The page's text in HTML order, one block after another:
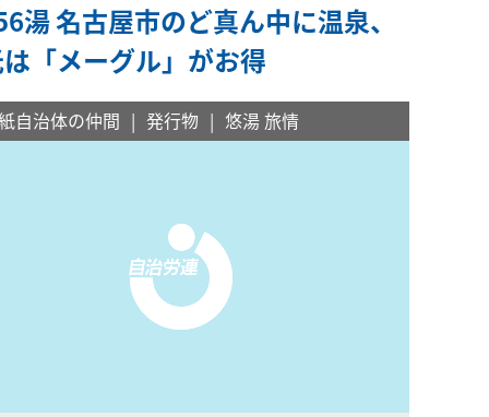
湯 名古屋市のど真ん中に温泉、
「メーグル」がお得
自治体の仲間 発行物 悠湯 旅情